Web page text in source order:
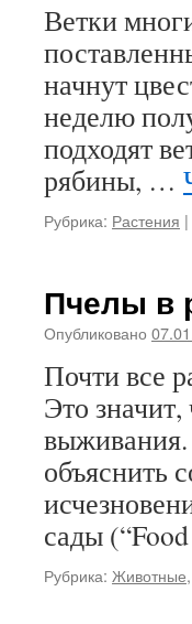
Ветки
начнут
неделю
подходят
рябины, …
Рубрика: Растения |
Пчелы в
Опубликовано
Почти все
Это
выживания.
объяснить
сады
Рубрика: Животные,